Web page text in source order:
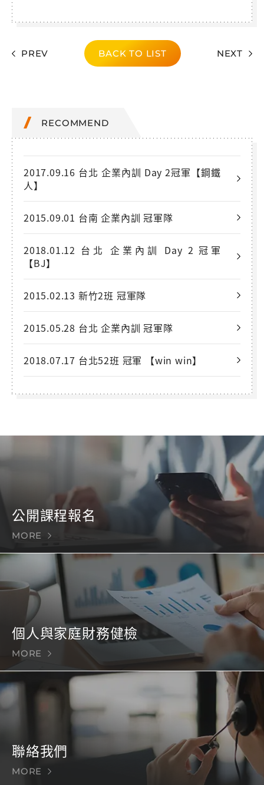
PREV BACK TO LIST NEXT
RECOMMEND
2017.09.16 台北 企業內訓 Day 2冠軍【鋼鐵
人】
2015.09.01 台南 企業內訓 冠軍隊
2018.01.12 台北 企業內訓 Day 2 冠軍
【BJ】
2015.02.13 新竹2班 冠軍隊
2015.05.28 台北 企業內訓 冠軍隊
2018.07.17 台北52班 冠軍 【win win】
公開課程報名
MORE
個人與家庭財務健檢
MORE
聯絡我們
MORE